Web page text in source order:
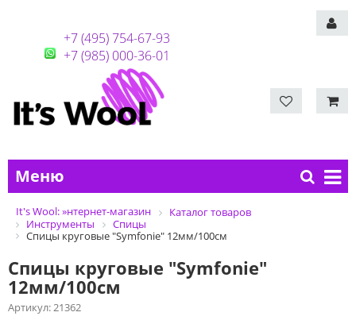
+7 (495) 754-67-93
+7 (985) 000-36-01
Меню
It's Wool: »нтернет-магазин
Каталог товаров
Инструменты
Спицы
Спицы круговые "Symfonie" 12мм/100см
Спицы круговые "Symfonie"
12мм/100см
Артикул:21362